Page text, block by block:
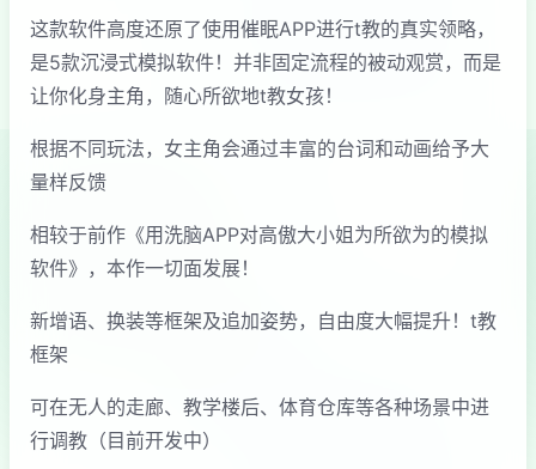
这款软件高度还原了使用催眠APP进行t教的真实领略，
是5款沉浸式模拟软件！并非固定流程的被动观赏，而是
让你化身主角，随心所欲地t教女孩！
根据不同玩法，女主角会通过丰富的台词和动画给予大
量样反馈
相较于前作《用洗脑APP对高傲大小姐为所欲为的模拟
软件》，本作一切面发展！
新增语、换装等框架及追加姿势，自由度大幅提升！t教
框架
可在无人的走廊、教学楼后、体育仓库等各种场景中进
行调教（目前开发中）